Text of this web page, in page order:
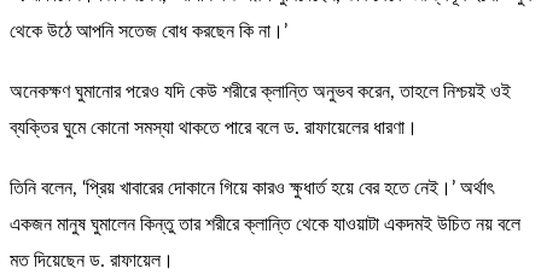
থেকে উঠে আপনি সতেজ বোধ করছেন কি না।’
অনেকক্ষণ ঘুমানোর পরেও যদি কেউ শরীরে ক্লান্তি অনুভব করেন, তাহলে নিশ্চয়ই ওই
ব্যক্তির ঘুমে কোনো সমস্যা থাকতে পারে বলে ড. রাফায়েলের ধারণা।
তিনি বলেন, ‘প্রিয় খাবারের দোকানে গিয়ে কারও ক্ষুধার্ত হয়ে বের হতে নেই।’ অর্থাৎ
একজন মানুষ ঘুমালেন কিন্তু তার শরীরে ক্লান্তি থেকে যাওয়াটা একদমই উচিত নয় বলে
মত দিয়েছেন ড. রাফায়েল।